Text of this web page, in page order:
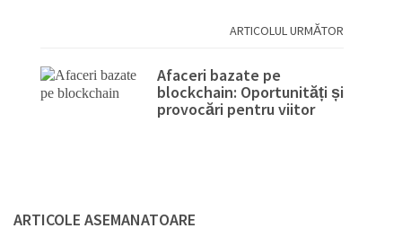
ARTICOLUL URMĂTOR
Afaceri bazate pe
blockchain: Oportunități și
provocări pentru viitor
ARTICOLE ASEMANATOARE